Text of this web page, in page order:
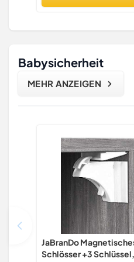
Babysicherheit
MEHR ANZEIGEN
JaBranDo
Schlösser +3